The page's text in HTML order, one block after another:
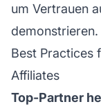
um Vertrauen
demonstrieren.
Best Practices
Affiliates
Top-Partner